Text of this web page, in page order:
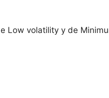
Low volatility y de